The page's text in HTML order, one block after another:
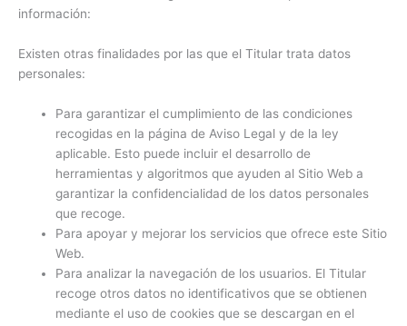
información:
Existen otras finalidades por las que el Titular trata datos
personales:
Para garantizar el cumplimiento de las condiciones
recogidas en la página de Aviso Legal y de la ley
aplicable. Esto puede incluir el desarrollo de
herramientas y algoritmos que ayuden al Sitio Web a
garantizar la confidencialidad de los datos personales
que recoge.
Para apoyar y mejorar los servicios que ofrece este Sitio
Web.
Para analizar la navegación de los usuarios. El Titular
recoge otros datos no identificativos que se obtienen
mediante el uso de cookies que se descargan en el